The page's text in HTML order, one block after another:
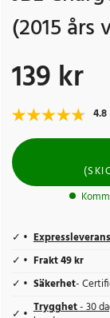
(2015 års
Pris:139 kr
139 kr
4.8
(
Expressleverans
Frakt 49 kr
Säkerhet-
Trygghet- 30